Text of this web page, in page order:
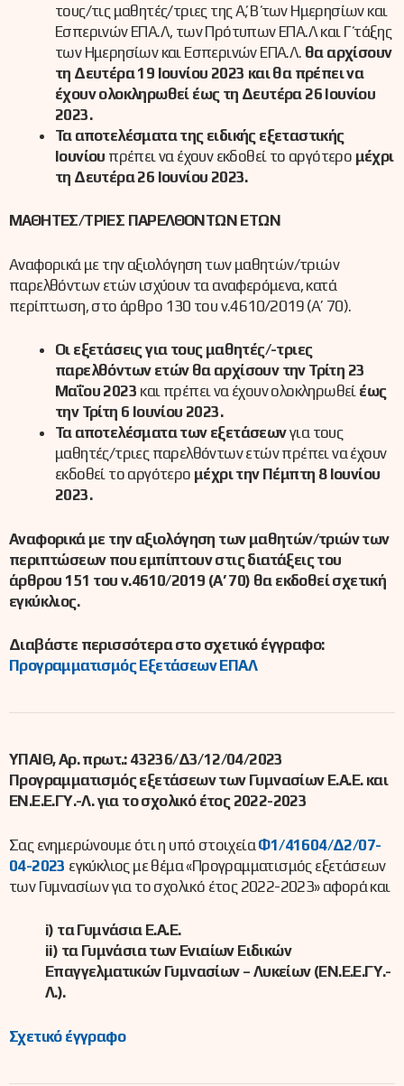
τους/τις μαθητές/τριες της Α΄, Β΄ των Ημερησίων και
Εσπερινών ΕΠΑ.Λ, των Πρότυπων ΕΠΑ.Λ και Γ΄ τάξης
των Ημερησίων και Εσπερινών ΕΠΑ.Λ. θα αρχίσουν
τη Δευτέρα 19 Ιουνίου 2023 και θα πρέπει να
έχουν ολοκληρωθεί έως τη Δευτέρα 26 Ιουνίου
2023.
Τα αποτελέσματα της ειδικής εξεταστικής
Ιουνίου πρέπει να έχουν εκδοθεί το αργότερο μέχρι
τη Δευτέρα 26 Ιουνίου 2023.
ΜΑΘΗΤΕΣ/ΤΡΙΕΣ ΠΑΡΕΛΘΟΝΤΩΝ ΕΤΩΝ
Αναφορικά με την αξιολόγηση των μαθητών/τριών
παρελθόντων ετών ισχύουν τα αναφερόμενα, κατά
περίπτωση, στο άρθρο 130 του ν.4610/2019 (Α’ 70).
Οι εξετάσεις για τους μαθητές/-τριες
παρελθόντων ετών θα αρχίσουν την Τρίτη 23
Μαΐου 2023 και πρέπει να έχουν ολοκληρωθεί έως
την Τρίτη 6 Ιουνίου 2023.
Τα αποτελέσματα των εξετάσεωνγια τους
μαθητές/τριες παρελθόντων ετών πρέπει να έχουν
εκδοθεί το αργότερο μέχρι την Πέμπτη 8 Ιουνίου
2023.
Αναφορικά με την αξιολόγηση των μαθητών/τριών των
περιπτώσεων που εμπίπτουν στις διατάξεις του
άρθρου 151 του ν.4610/2019 (Α’ 70) θα εκδοθεί σχετική
εγκύκλιος.
Διαβάστε περισσότερα στο σχετικό έγγραφο:
Προγραμματισμός Εξετάσεων ΕΠΑΛ
ΥΠΑΙΘ, Αρ. πρωτ.: 43236/Δ3/12/04/2023
Προγραμματισμός εξετάσεων των Γυμνασίων Ε.Α.Ε. και
ΕΝ.Ε.Ε.ΓΥ.-Λ. για το σχολικό έτος 2022-2023
Σας ενημερώνουμε ότι η υπό στοιχεία Φ1/41604/Δ2/07-
04-2023 εγκύκλιος με θέμα «Προγραμματισμός εξετάσεων
των Γυμνασίων για το σχολικό έτος 2022-2023» αφορά και
i) τα Γυμνάσια Ε.Α.Ε.
ii) τα Γυμνάσια των Ενιαίων Ειδικών
Επαγγελματικών Γυμνασίων – Λυκείων (ΕΝ.Ε.Ε.ΓΥ.-
Λ.).
Σχετικό έγγραφο